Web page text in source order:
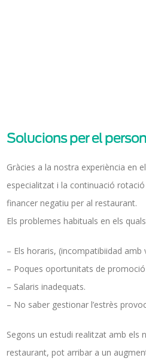
Solucions per el
Gràcies a la nostra experiència en
especialitzat i la continuació
financer negatiu per al restaurant.
Els problemes habituals en els
– Els horaris, (incompatibiidad amb
– Poques oportunitats de
– Salaris inadequats.
– No saber gestionar l’estrès
Segons un estudi realitzat amb els
restaurant, pot arribar a un